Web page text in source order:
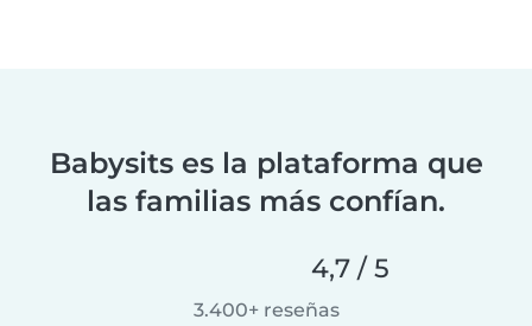
Babysits es la plataforma que
las familias más confían.
4,7 / 5
3.400+ reseñas